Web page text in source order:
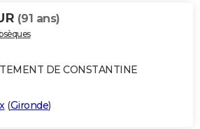
(91 ans)
DE CONSTANTINE
(Gironde)